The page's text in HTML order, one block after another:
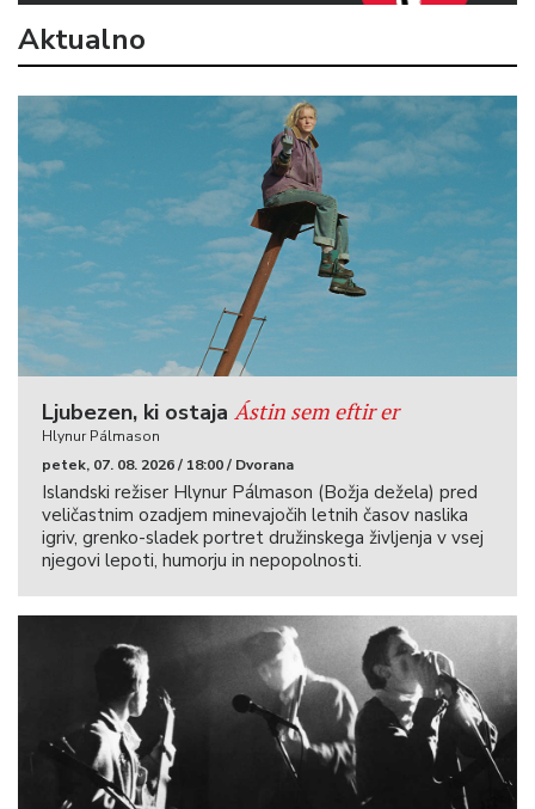
Aktualno
Ljubezen, ki ostaja Ástin sem eftir er
Hlynur Pálmason
petek, 07. 08. 2026 / 18:00 / Dvorana
Islandski režiser Hlynur Pálmason (Božja dežela) pred
veličastnim ozadjem minevajočih letnih časov naslika
igriv, grenko-sladek portret družinskega življenja v vsej
njegovi lepoti, humorju in nepopolnosti.